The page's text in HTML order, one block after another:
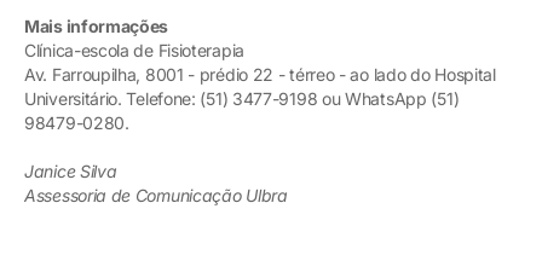
Mais informações
Clínica-escola de Fisioterapia
Av. Farroupilha, 8001 - prédio 22 - térreo - ao lado do Hospital
Universitário. Telefone: (51) 3477-9198 ou WhatsApp (51)
98479-0280.
Janice Silva
Assessoria de Comunicação Ulbra